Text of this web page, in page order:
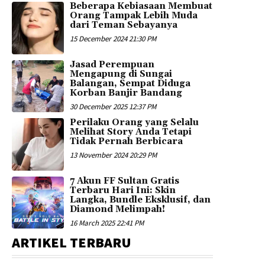
Beberapa Kebiasaan Membuat
Orang Tampak Lebih Muda
dari Teman Sebayanya
15 December 2024 21:30 PM
Jasad Perempuan
Mengapung di Sungai
Balangan, Sempat Diduga
Korban Banjir Bandang
30 December 2025 12:37 PM
Perilaku Orang yang Selalu
Melihat Story Anda Tetapi
Tidak Pernah Berbicara
13 November 2024 20:29 PM
7 Akun FF Sultan Gratis
Terbaru Hari Ini: Skin
Langka, Bundle Eksklusif, dan
Diamond Melimpah!
16 March 2025 22:41 PM
ARTIKEL TERBARU